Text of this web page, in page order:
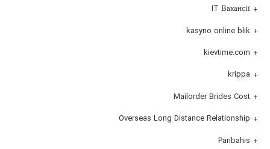
IT Вакансії
kasyno online blik
kievtime.com
krippa
Mailorder Brides Cost
Overseas Long Distance Relationship
Paribahis